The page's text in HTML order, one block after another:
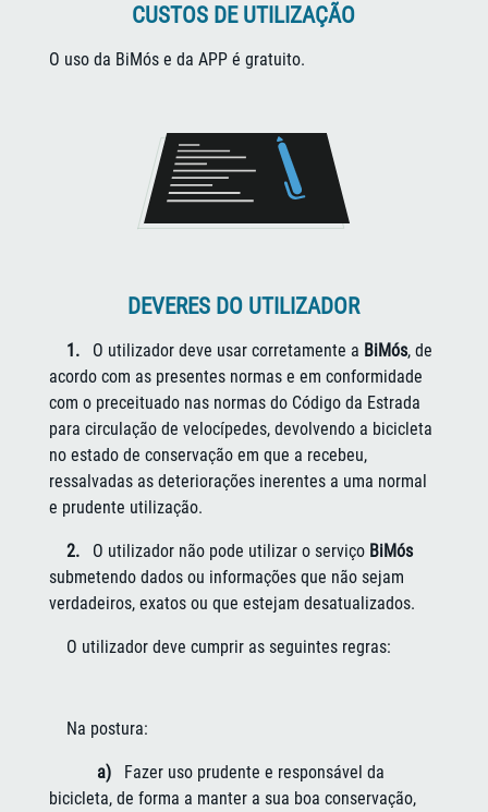
CUSTOS DE UTILIZAÇÃO
O uso da BiMós e da APP é gratuito.
DEVERES DO UTILIZADOR
1. O utilizador deve usar corretamente a BiMós, de
acordo com as presentes normas e em conformidade
com o preceituado nas normas do Código da Estrada
para circulação de velocípedes, devolvendo a bicicleta
no estado de conservação em que a recebeu,
ressalvadas as deteriorações inerentes a uma normal
e prudente utilização.
2. O utilizador não pode utilizar o serviço BiMós
submetendo dados ou informações que não sejam
verdadeiros, exatos ou que estejam desatualizados.
O utilizador deve cumprir as seguintes regras:
Na postura:
a)
Fazer uso prudente e responsável da
bicicleta, de forma a manter a sua boa conservação,